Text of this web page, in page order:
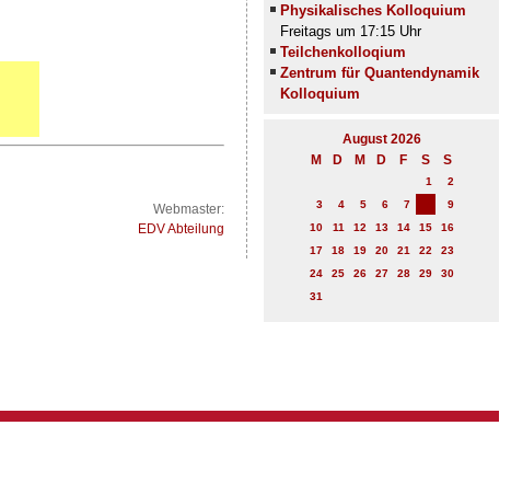
Physikalisches Kolloquium
Freitags um 17:15 Uhr
Teilchenkolloqium
Zentrum für Quantendynamik
Kolloquium
August 2026
M
D M D F S S
1
2
3
4 5 6 7
9
10
11 12 13 14 15
16
17
18 19 20 21 22
23
24
25 26 27 28 29
30
31
Webmaster:
EDV Abteilung